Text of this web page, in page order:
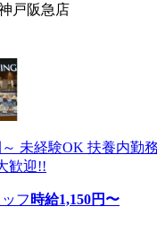
戸阪急店
未経験OK 扶養内勤
歓迎!!
フ 時給1,150円〜